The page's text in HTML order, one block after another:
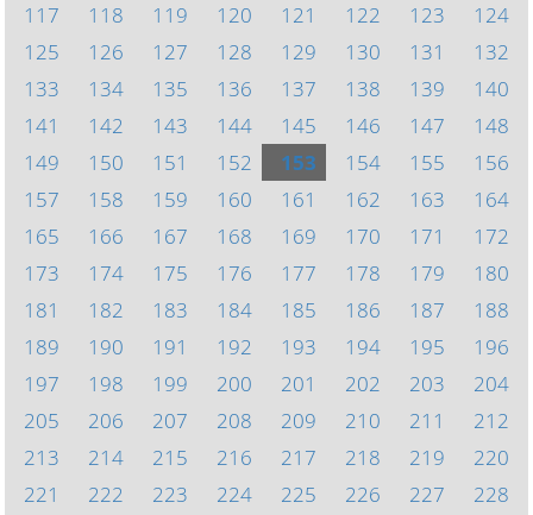
117
118 119 120 121 122 123
124
125
126 127 128 129 130 131
132
133
134 135 136 137 138 139
140
141
142 143 144 145 146 147
148
149
150 151 152 153 154 155
156
157
158 159 160 161 162 163
164
165
166 167 168 169 170 171
172
173
174 175 176 177 178 179
180
181
182 183 184 185 186 187
188
189
190 191 192 193 194 195
196
197
198 199 200 201 202 203
204
205
206 207 208 209 210 211
212
213
214 215 216 217 218 219
220
221
222 223 224 225 226 227
228